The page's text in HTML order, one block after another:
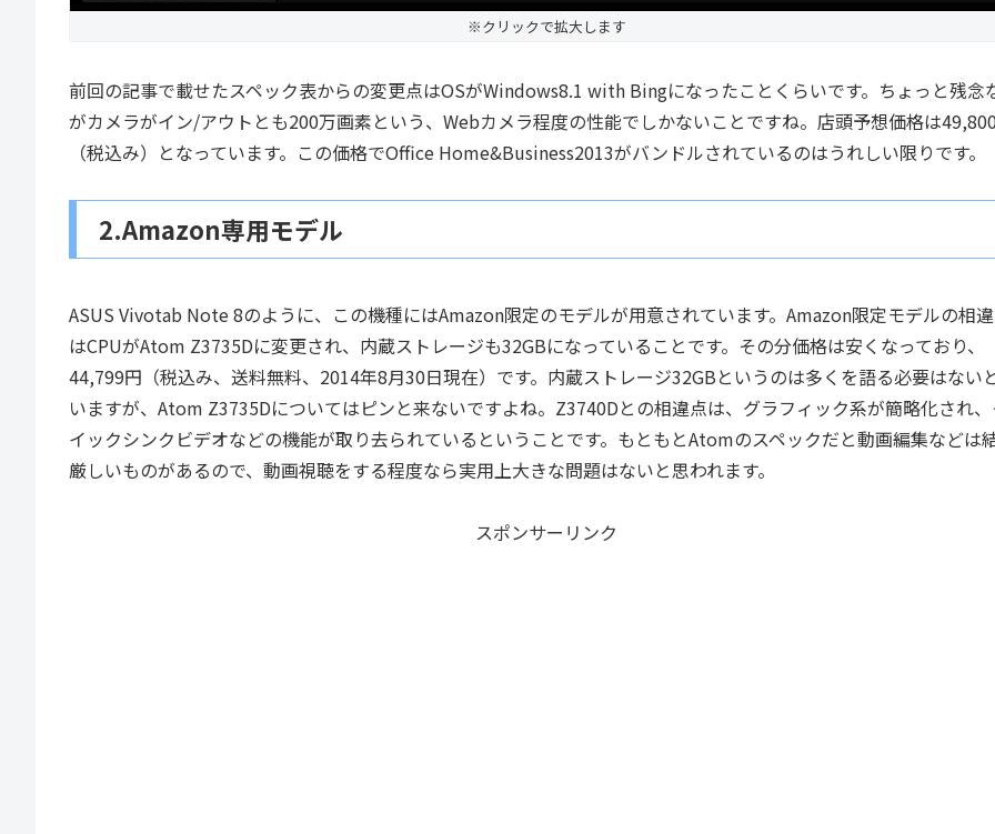
※クリックで拡大します
前回の記事で載せたスペック表からの変更点はOSがWindows8.1 with Bingになったことくらいです。ちょっと残念
がカメラがイン/アウトとも200万画素という、Webカメラ程度の性能でしかないことですね。店頭予想価格は
（税込み）となっています。この価格でOffice Home&Business2013がバンドルされているのはうれしい限りです。
2.Amazon専用モデル
ASUS Vivotab Note 8のように、この機種にはAmazon限定のモデルが用意されています。Amazon限定モデルの相
はCPUがAtom Z3735Dに変更され、内蔵ストレージも32GBになっていることです。その分価格は安くなっており、
44,799円（税込み、送料無料、2014年8月30日現在）です。内蔵ストレージ32GBというのは多くを語る必要はない
いますが、Atom Z3735Dについてはピンと来ないですよね。Z3740Dとの相違点は、グラフィック系が簡略化され
イックシンクビデオなどの機能が取り去られているということです。もともとAtomのスペックだと動画編集などは
厳しいものがあるので、動画視聴をする程度なら実用上大きな問題はないと思われます。
スポンサーリンク